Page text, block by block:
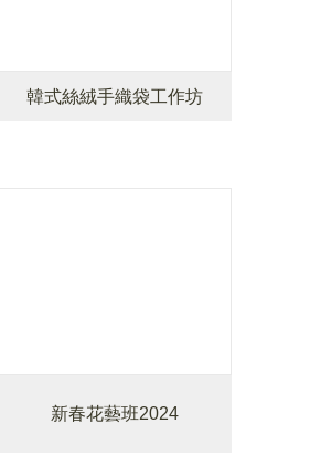
韓式絲絨手織袋工作坊
新春花藝班2024